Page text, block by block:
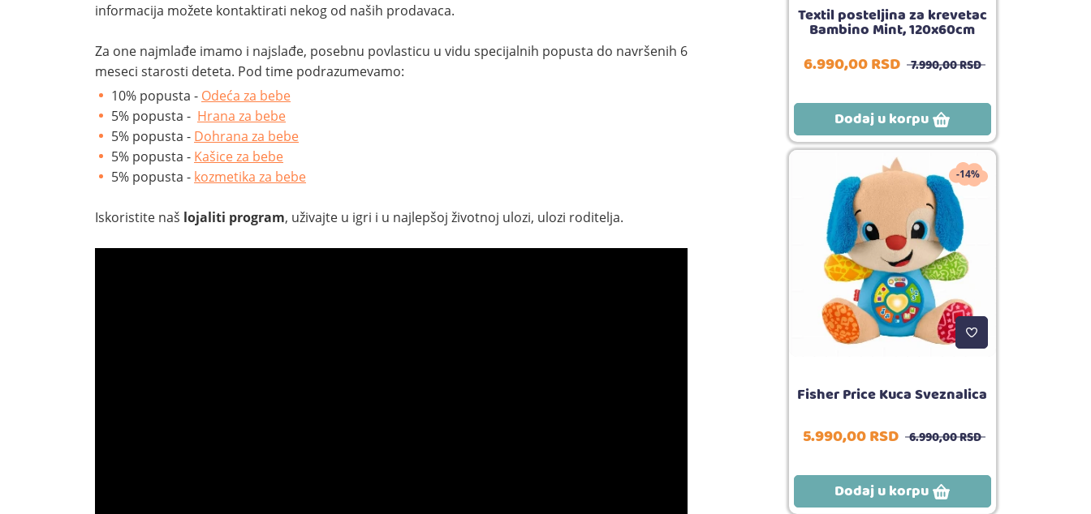
informacija možete kontaktirati nekog od naših prodavaca.
Za one najmlađe imamo i najslađe, posebnu povlasticu u vidu specijalnih popusta do navršenih 6
meseci starosti deteta. Pod time podrazumevamo:
10% popusta - Odeća za bebe
5% popusta - Hrana za bebe
5% popusta - Dohrana za bebe
5% popusta - Kašice za bebe
5% popusta - kozmetika za bebe
Iskoristite naš lojaliti program, uživajte u igri i u najlepšoj životnoj ulozi, ulozi roditelja.
Textil posteljina za krevetac
Bambino Mint, 120x60cm
6.990,00RSD 7.990,00RSD
Dodaj u korpu
-14%
Fisher Price Kuca Sveznalica
5.990,00RSD 6.990,00RSD
Dodaj u korpu